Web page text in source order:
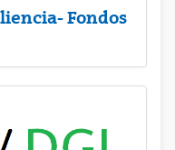
Fondos